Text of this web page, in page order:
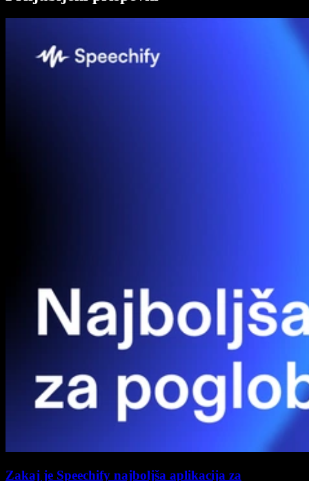
Zakaj je Speechify najboljša aplikacija za